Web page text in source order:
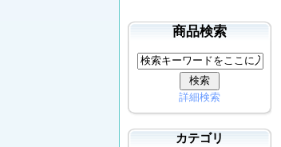
商品検索
詳細検索
カテゴリ